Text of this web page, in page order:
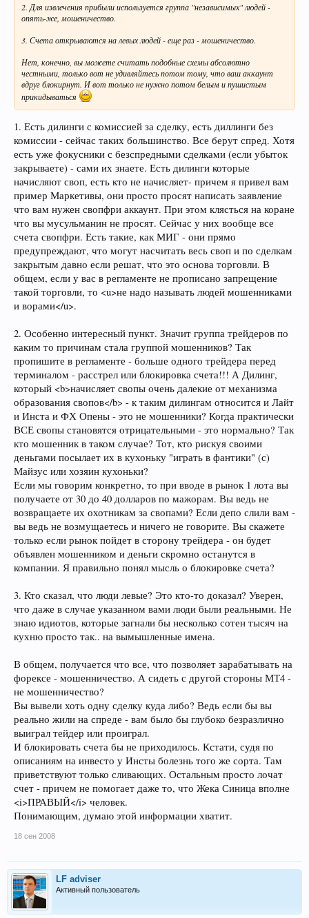
2. Для извлечения прибыли используется группа "независимых" людей -
опять-же, мошеничество.
3. Счета открываются на левых людей - еще раз - мошеничество.
Нет, конечно, вы можете считать подобные схемы абсолютно
честными, только вот не удивляйтесь потом тому, что ваш аккаунт
вдруг блокирнут. И вот только не нужно потом белым и пушистым
прикидываться
1. Есть дилинги с комиссией за сделку, есть диллинги без
комиссии - сейчас таких большинство. Все берут спред. Хотя
есть уже фокусники с безспредными сделками (если убыток
закрываете) - сами их знаете. Есть дилинги которые
начисляют своп, есть кто не начисляет- причем я привел вам
пример Маркетивы, они просто просят написать заявление
что вам нужен свопфри аккаунт. При этом клясться на коране
что вы мусульманин не просят. Сейчас у них вообще все
счета свопфри. Есть такие, как МИГ - они прямо
предупреждают, что могут насчитать весь своп и по сделкам
закрытым давно если решат, что это основа торговли. В
общем, если у вас в регламенте не прописано запрещение
такой торговли, то <u>не надо называть людей мошенниками
и ворами</u>.
2. Особенно интересный пункт. Значит группа трейдеров по
каким то причинам стала группой мошенников? Так
пропишите в регламенте - больше одного трейдера перед
терминалом - расстрел или блокировка счета!!! А Дилинг,
который <b>начисляет свопы очень далекие от механизма
образования свопов</b> - к таким дилингам относится и Лайт
и Инста и ФХ Опены - это не мошенники? Когда практически
ВСЕ свопы становятся отрицательными - это нормально? Так
кто мошенник в таком случае? Тот, кто рискуя своими
деньгами посылает их в кухоньку "играть в фантики" (с)
Майзус или хозяин кухоньки?
Если мы говорим конкретно, то при вводе в рынок 1 лота вы
получаете от 30 до 40 долларов по мажорам. Вы ведь не
возвращаете их охотникам за свопами? Если депо слили вам -
вы ведь не возмущаетесь и ничего не говорите. Вы скажете
только если рынок пойдет в сторону трейдера - он будет
объявлен мошенником и деньги скромно останутся в
компании. Я правильно понял мысль о блокировке счета?
3. Кто сказал, что люди левые? Это кто-то доказал? Уверен,
что даже в случае указанном вами люди были реальными. Не
знаю идиотов, которые загнали бы несколько сотен тысяч на
кухню просто так.. на вымышленные имена.
В общем, получается что все, что позволяет зарабатывать на
форексе - мошенничество. А сидеть с другой стороны МТ4 -
не мошенничество?
Вы вывели хоть одну сделку куда либо? Ведь если бы вы
реально жили на спреде - вам было бы глубоко безразлично
выиграл тейдер или проиграл.
И блокировать счета бы не приходилось. Кстати, судя по
описаниям на инвесто у Инсты болезнь того же сорта. Там
приветствуют только сливающих. Остальным просто лочат
счет - причем не помогает даже то, что Жека Синица вполне
<i>ПРАВЫЙ</i> человек.
Понимающим, думаю этой информации хватит.
18 сен 2008
LF adviser
Активный пользователь